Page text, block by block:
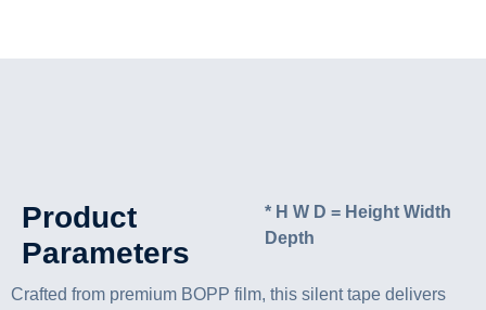
Product
Parameters
* H W D = Height Width
Depth
Crafted from premium BOPP film, this silent tape delivers